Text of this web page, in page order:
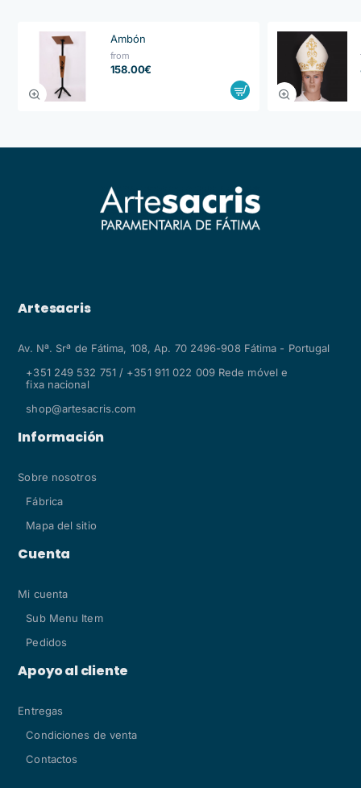
Ambón
from
158.00€
Artesacris
Av. Nª. Srª de Fátima, 108, Ap. 70 2496-908 Fátima - Portugal
+351 249 532 751 / +351 911 022 009 Rede móvel e
fixa nacional
shop@artesacris.com
Información
Sobre nosotros
Fábrica
Mapa del sitio
Cuenta
Mi cuenta
Sub Menu Item
Pedidos
Apoyo al cliente
Entregas
Condiciones de venta
Contactos